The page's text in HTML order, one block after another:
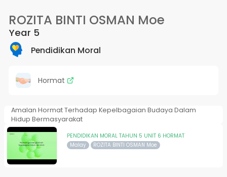
ROZITA BINTI OSMAN Moe
Year 5
Pendidikan Moral
Hormat
Amalan Hormat Terhadap Kepelbagaian Budaya Dalam
Hidup Bermasyarakat
PENDIDIKAN MORAL TAHUN 5 UNIT 6 HORMAT
Malay ROZITA BINTI OSMAN Moe